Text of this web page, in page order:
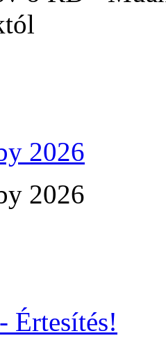
2026
2026
Értesítés!